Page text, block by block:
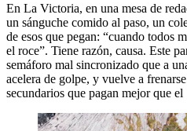
En La Victoria, en una mesa de
un sánguche comido al paso, un
de esos que pegan: “cuando todos
el roce”. Tiene razón, causa. Este
semáforo mal sincronizado que a
acelera de golpe, y vuelve a
secundarios que pagan mejor que